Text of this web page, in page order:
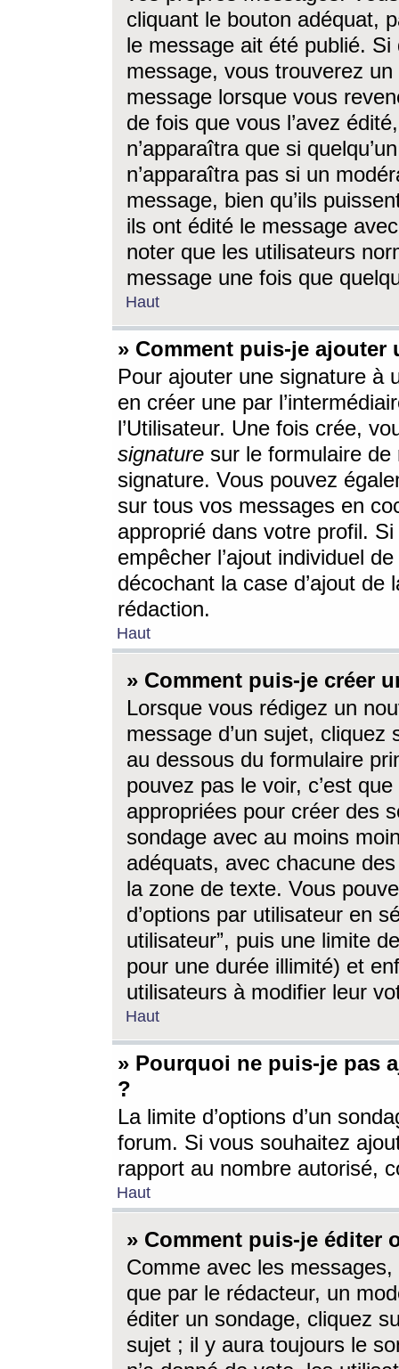
cliquant le bouton adéquat,
le message ait été publié. Si
message, vous trouverez
message lorsque vous
de fois que vous l’avez
n’apparaîtra que si
n’apparaîtra pas si un
message, bien qu’ils
ils ont édité le message
noter que les utilisateurs
message une fois que
Haut
» Comment puis-je ajouter
Pour ajouter une signature à
en créer une par
l’Utilisateur. Une fois crée,
signature sur le formulaire de
signature. Vous pouvez
sur tous vos messages en
approprié dans votre profil.
empêcher l’ajout individuel
décochant la case d’ajout
rédaction.
Haut
» Comment puis-je créer
Lorsque vous rédigez un
message d’un sujet, cliquez
au dessous du formulaire
pouvez pas le voir, c’est
appropriées pour créer des
sondage avec au moins
adéquats, avec chacune
la zone de texte. Vous
d’options par utilisateur en
utilisateur”, puis une limite
pour une durée illimité) et
utilisateurs à modifier leur
Haut
» Pourquoi ne puis-je pas
?
La limite d’options d’un
forum. Si vous souhaitez
rapport au nombre autorisé,
Haut
» Comment puis-je éditer
Comme avec les
que par le rédacteur, un
éditer un sondage, cliquez
sujet ; il y aura toujours le